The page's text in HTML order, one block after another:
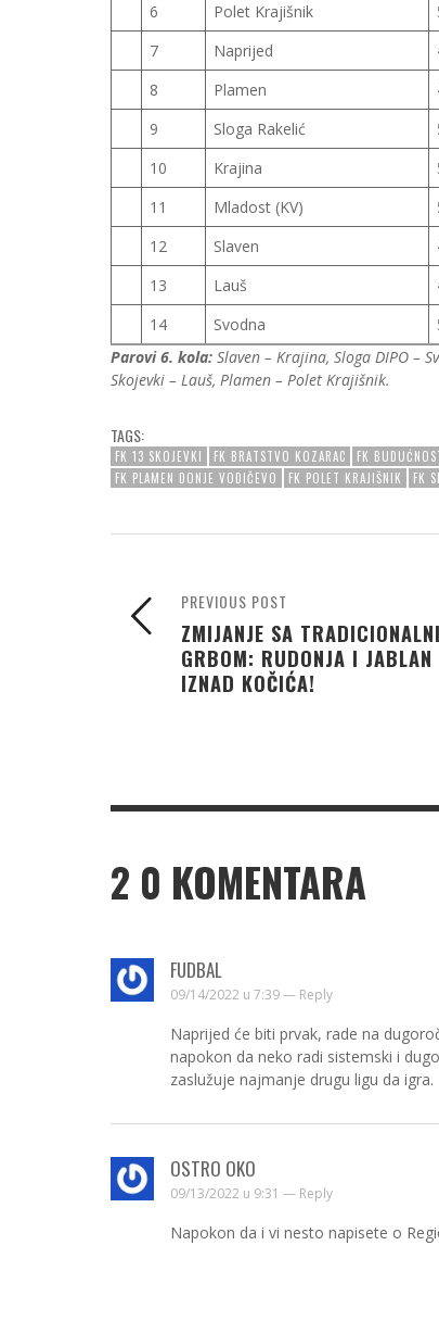
6
Polet Krajišnik
7
Naprijed
8
Plamen
9
Sloga Rakelić
10
Krajina
11
Mladost (KV)
12
Slaven
13
Lauš
14
Svodna
Parovi 6. kola: Slaven – Krajina, Sloga DIPO –
Skojevki – Lauš, Plamen – Polet Krajišnik.
TAGS:
FK 13 SKOJEVKI FK BRATSTVO KOZARAC FK
FK PLAMEN DONJE VODIČEVO
FK POLET KRAJIŠNIK FK
PREVIOUS POST
ZMIJANJE SA
GRBOM: RUDONJA I JABLAN
IZNAD KOČIĆA!
2 0 KOMENTARA
FUDBAL
09/14/2022 u 7:39 — Reply
Naprijed će biti prvak, rade na
napokon da neko radi sistemski i
zaslužuje najmanje drugu ligu da igra.
OSTRO OKO
09/13/2022 u 9:31 — Reply
Napokon da i vi nesto napisete o